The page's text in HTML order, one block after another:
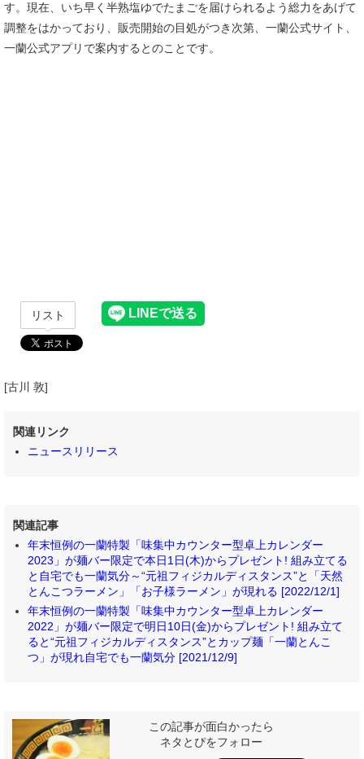
す。現在、いち早く半熟塩ゆでたまごを届けられるよう総力をあげて
調整をはかっており、販売開始の目処がつき次第、一蘭公式サイト、
一蘭公式アプリで案内するとのことです。
リスト
[古川 敦]
関連リンク
ニュースリリース
関連記事
年末恒例の一蘭特製「味集中カウンター型卓上カレンダー
2023」が麺バー限定で本日1日(木)からプレゼント! 組み立てる
と自宅でも一蘭気分～“元祖フィジカルディスタンス”と「天然
とんこつラーメン」「お子様ラーメン」が現れる [2022/12/1]
年末恒例の一蘭特製「味集中カウンター型卓上カレンダー
2022」が麺バー限定で明日10日(金)からプレゼント! 組み立て
ると“元祖フィジカルディスタンス”とカップ麺「一蘭とんこ
つ」が現れ自宅でも一蘭気分 [2021/12/9]
この記事が面白かったら
ネタとぴをフォロー